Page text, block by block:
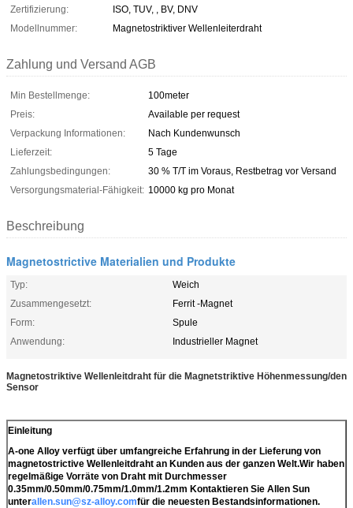
Zertifizierung:
ISO, TUV, , BV, DNV
Modellnummer:
Magnetostriktiver Wellenleiterdraht
Zahlung und Versand AGB
Min Bestellmenge:
100meter
Preis:
Available per request
Verpackung Informationen:
Nach Kundenwunsch
Lieferzeit:
5 Tage
Zahlungsbedingungen:
30 % T/T im Voraus, Restbetrag vor Versand
Versorgungsmaterial-Fähigkeit: 10000 kg pro Monat
Beschreibung
Magnetostrictive Materialien und Produkte
Typ:
Weich
Zusammengesetzt:
Ferrit -Magnet
Form:
Spule
Anwendung:
Industrieller Magnet
Magnetostriktive Wellenleitdraht für die Magnetstriktive Höhenmessung/den
Sensor
Einleitung
A-one Alloy verfügt über umfangreiche Erfahrung in der Lieferung von
magnetostrictive Wellenleitdraht an Kunden aus der ganzen Welt.Wir haben
regelmäßige Vorräte von Draht mit Durchmesser
0.35mm/0.50mm/0.75mm/1.0mm/1.2mm Kontaktieren Sie Allen Sun
unterallen.sun@sz-alloy.comfür die neuesten Bestandsinformationen.